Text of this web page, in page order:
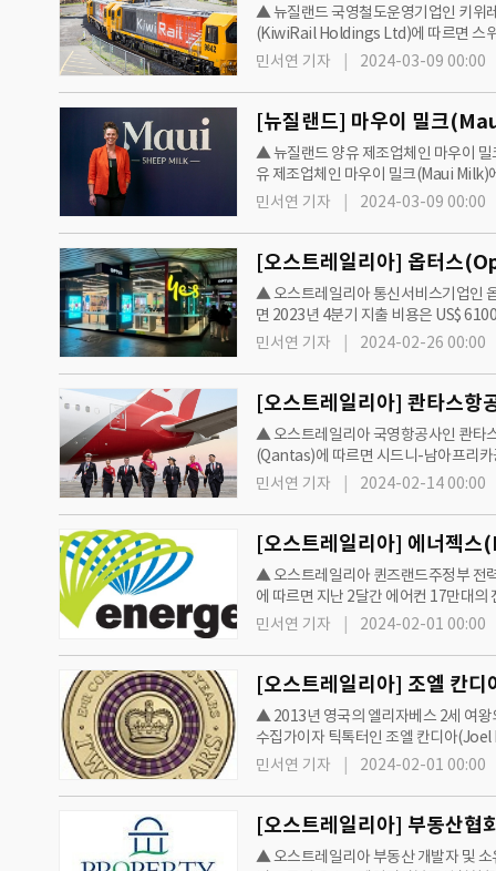
▲ 뉴질랜드 국영철도운영기업인 키
(KiwiRail Holdings Ltd)에 따르면 스
키위레일은 철도 자산의 품질을 향상
민서연 기자 2024-03-09 00:00
[뉴질랜드] 마우이 밀크
▲ 뉴질랜드 양유 제조업체인 마우이
유 제조업체인 마우이 밀크(Maui Milk)
약화됐기 때문이다.농가에서 양유 가
민서연 기자 2024-03-09 00:00
[오스트레일리아] 옵터스
▲ 오스트레일리아 통신서비스기업인
면 2023년 4분기 지출 비용은 US$
실제 환율을 적용한 결과 2023년 4분
민서연 기자 2024-02-26 00:00
[오스트레일리아] 콴타스항
▲ 오스트레일리아 국영항공사인 콴타
(Qantas)에 따르면 시드니-남아프리
이었던 2024년 7월8일에서 3개월 연
민서연 기자 2024-02-14 00:00
[오스트레일리아] 에너젝스
▲ 오스트레일리아 퀸즈랜드주정부 전
에 따르면 지난 2달간 에어컨 17만대
년 12월1일부터 9일 동안 6회나 전력
민서연 기자 2024-02-01 00:00
[오스트레일리아] 조엘 칸
▲ 2013년 영국의 엘리자베스 2세 여왕
수집가이자 틱톡터인 조엘 칸디아
널인 '돈의 역사(History of Money)'
민서연 기자 2024-02-01 00:00
[오스트레일리아] 부동산협
▲ 오스트레일리아 부동산 개발자 및